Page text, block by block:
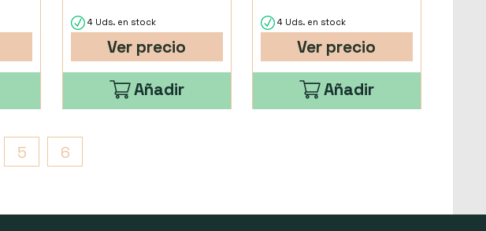
4 Uds. en stock
Ver precio
Añadir
4 Uds. en stock
Ver precio
Añadir
5 6